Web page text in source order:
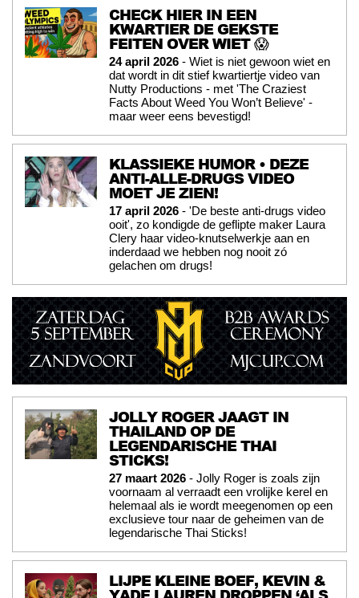
CHECK HIER IN EEN
KWARTIER DE GEKSTE
FEITEN OVER WIET 😱
24 april 2026 - Wiet is niet gewoon wiet en
dat wordt in dit stief kwartiertje video van
Nutty Productions - met 'The Craziest
Facts About Weed You Won’t Believe' -
maar weer eens bevestigd!
KLASSIEKE HUMOR • DEZE
ANTI-ALLE-DRUGS VIDEO
MOET JE ZIEN!
17 april 2026 - 'De beste anti-drugs video
ooit', zo kondigde de geflipte maker Laura
Clery haar video-knutselwerkje aan en
inderdaad we hebben nog nooit zó
gelachen om drugs!
JOLLY ROGER JAAGT IN
THAILAND OP DE
LEGENDARISCHE THAI
STICKS!
27 maart 2026 - Jolly Roger is zoals zijn
voornaam al verraadt een vrolijke kerel en
helemaal als ie wordt meegenomen op een
exclusieve tour naar de geheimen van de
legendarische Thai Sticks!
LIJPE KLEINE BOEF, KEVIN &